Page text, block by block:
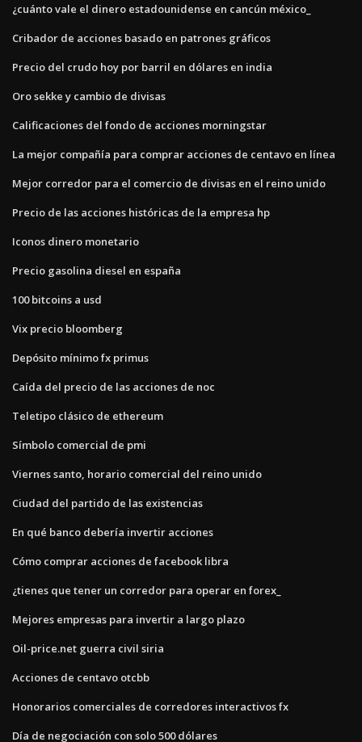
¿cuánto vale el dinero estadounidense en cancún méxico_
Cribador de acciones basado en patrones gráficos
Precio del crudo hoy por barril en dólares en india
Oro sekke y cambio de divisas
Calificaciones del fondo de acciones morningstar
La mejor compañía para comprar acciones de centavo en línea
Mejor corredor para el comercio de divisas en el reino unido
Precio de las acciones históricas de la empresa hp
Iconos dinero monetario
Precio gasolina diesel en españa
100 bitcoins a usd
Vix precio bloomberg
Depósito mínimo fx primus
Caída del precio de las acciones de noc
Teletipo clásico de ethereum
Símbolo comercial de pmi
Viernes santo, horario comercial del reino unido
Ciudad del partido de las existencias
En qué banco debería invertir acciones
Cómo comprar acciones de facebook libra
¿tienes que tener un corredor para operar en forex_
Mejores empresas para invertir a largo plazo
Oil-price.net guerra civil siria
Acciones de centavo otcbb
Honorarios comerciales de corredores interactivos fx
Día de negociación con solo 500 dólares